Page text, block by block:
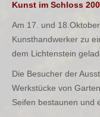
Kunst im Schloss
Am 17. und
Kunsthandwerker zu
dem Lichtenstein
Die Besucher der
Werkstücke von
Seifen bestaunen und